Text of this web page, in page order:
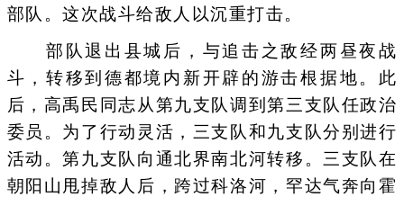
部队。这次战斗给敌人以沉重打击。
部队退出县城后，与追击之敌经两昼夜战
斗，转移到德都境内新开辟的游击根据地。此
后，高禹民同志从第九支队调到第三支队任政治
委员。为了行动灵活，三支队和九支队分别进行
活动。第九支队向通北界南北河转移。三支队在
朝阳山甩掉敌人后，跨过科洛河，罕达气奔向霍